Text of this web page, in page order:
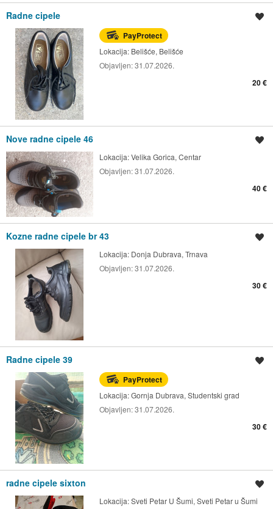
Radne cipele
PayProtect
Lokacija: Belišće, Belišće
Objavljen:31.07.2026.
20 €
Nove radne cipele 46
Lokacija:Velika Gorica, Centar
Objavljen:31.07.2026.
40 €
Kozne radne cipele br 43
Lokacija: Donja Dubrava, Trnava
Objavljen:31.07.2026.
30 €
Radne cipele 39
PayProtect
Lokacija:Gornja Dubrava, Studentski grad
Objavljen:31.07.2026.
30 €
radne cipele sixton
Lokacija:Sveti Petar U Šumi, Sveti Petar u Šumi